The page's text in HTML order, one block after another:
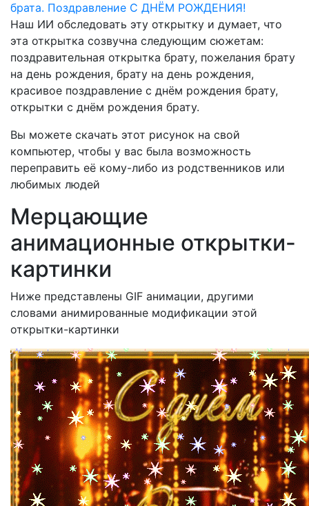
Наш ИИ обследовать эту открытку и думает, что
эта открытка созвучна следующим сюжетам:
поздравительная открытка брату, пожелания брату
на день рождения, брату на день рождения,
красивое поздравление с днём рождения брату,
открытки с днём рождения брату.
Вы можете скачать этот рисунок на свой
компьютер, чтобы у вас была возможность
переправить её кому-либо из родственников или
любимых людей
Мерцающие
анимационные открытки-
картинки
Ниже представлены GIF анимации, другими
словами анимированные модификации этой
открытки-картинки